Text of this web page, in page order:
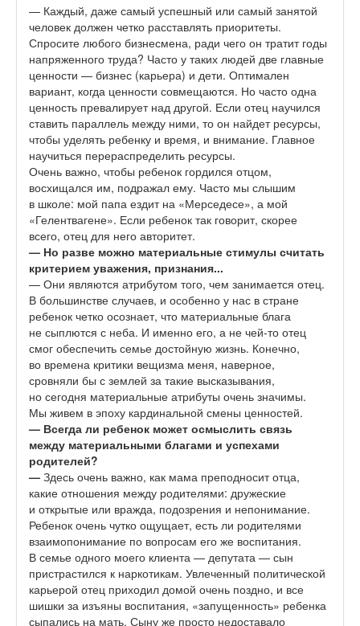
— Каждый, даже самый успешный или самый занятой
человек должен четко расставлять приоритеты.
Спросите любого бизнесмена, ради чего он тратит годы
напряженного труда? Часто у таких людей две главные
ценности — бизнес (карьера) и дети. Оптимален
вариант, когда ценности совмещаются. Но часто одна
ценность превалирует над другой. Если отец научился
ставить параллель между ними, то он найдет ресурсы,
чтобы уделять ребенку и время, и внимание. Главное
научиться перераспределить ресурсы.
Очень важно, чтобы ребенок гордился отцом,
восхищался им, подражал ему. Часто мы слышим
в школе: мой папа ездит на «Мерседесе», а мой
«Гелентвагене». Если ребенок так говорит, скорее
всего, отец для него авторитет.
— Но разве можно материальные стимулы считать
критерием уважения, признания...
— Они являются атрибутом того, чем занимается отец.
В большинстве случаев, и особенно у нас в стране
ребенок четко осознает, что материальные блага
не сыплются с неба. И именно его, а не чей-то отец
смог обеспечить семье достойную жизнь. Конечно,
во времена критики вещизма меня, наверное,
сровняли бы с землей за такие высказывания,
но сегодня материальные атрибуты очень значимы.
Мы живем в эпоху кардинальной смены ценностей.
— Всегда ли ребенок может осмыслить связь
между материальными благами и успехами
родителей?
— Здесь очень важно, как мама преподносит отца,
какие отношения между родителями: дружеские
и открытые или вражда, подозрения и непонимание.
Ребенок очень чутко ощущает, есть ли родителями
взаимопонимание по вопросам его же воспитания.
В семье одного моего клиента — депутата — сын
пристрастился к наркотикам. Увлеченный политической
карьерой отец приходил домой очень поздно, и все
шишки за изъяны воспитания, «запущенность» ребенка
сыпались на мать. Сыну же просто недоставало